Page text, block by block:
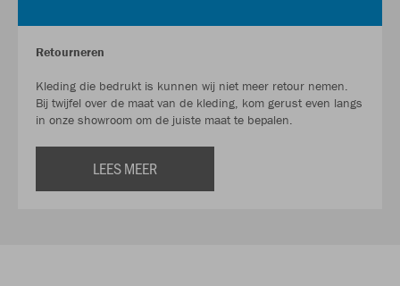
Retourneren
Kleding die bedrukt is kunnen wij niet meer retour nemen.
Bij twijfel over de maat van de kleding, kom gerust even langs
in onze showroom om de juiste maat te bepalen.
LEES MEER